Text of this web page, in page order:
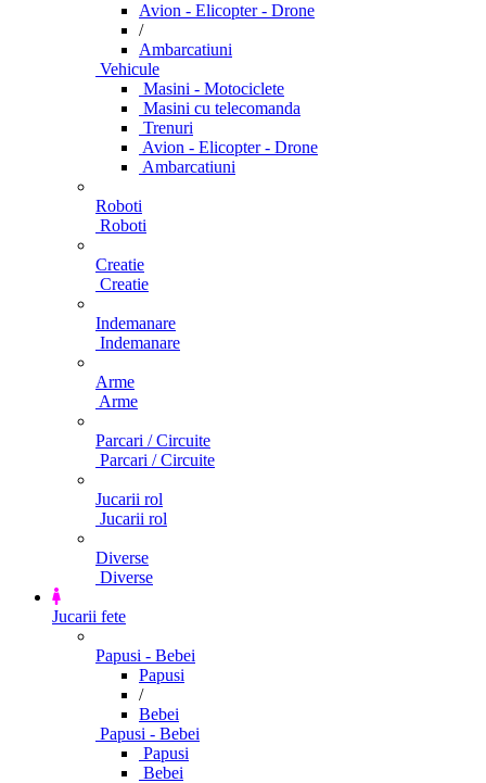
Avion - Elicopter - Drone
/
Ambarcatiuni
Vehicule
Masini - Motociclete
Masini cu telecomanda
Trenuri
Avion - Elicopter - Drone
Ambarcatiuni
Roboti
Roboti
Creatie
Creatie
Indemanare
Indemanare
Arme
Arme
Parcari / Circuite
Parcari / Circuite
Jucarii rol
Jucarii rol
Diverse
Diverse
Jucarii fete
Papusi - Bebei
Papusi
/
Bebei
Papusi - Bebei
Papusi
Bebei